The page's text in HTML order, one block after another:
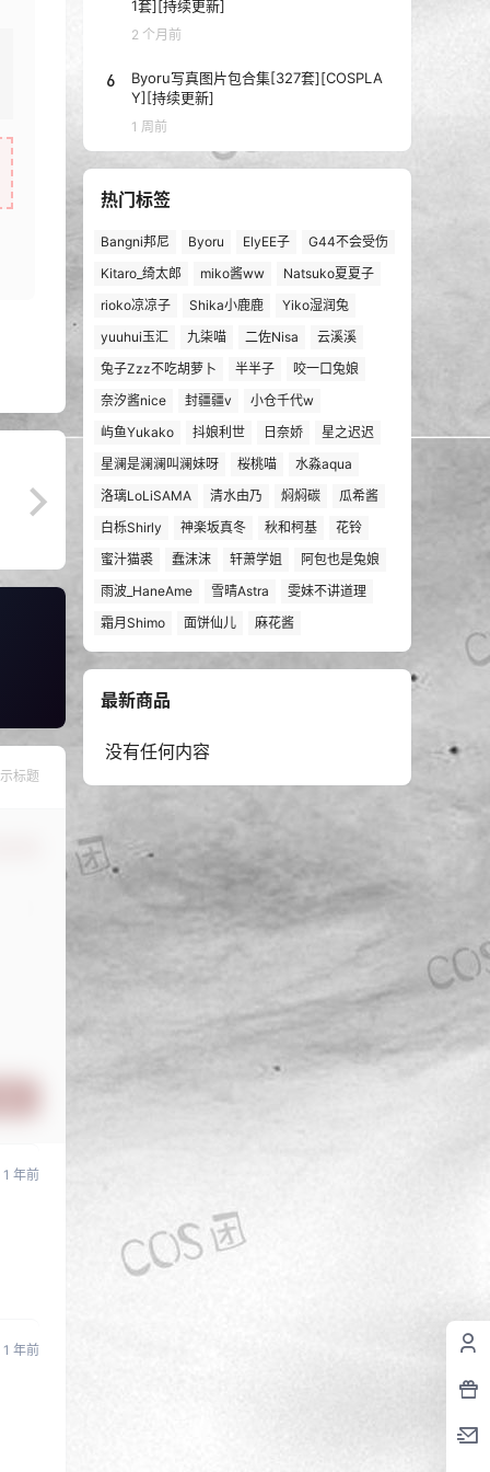
标题
1 年前
1 年前
1套][持续更新]
2 个月前
6
Byoru写真图片包合集[327套][COSPLA
Y][持续更新]
1 周前
热门标签
Bangni邦尼 Byoru ElyEE子
G44不会受伤
Kitaro_绮太郎
miko酱ww
Natsuko夏夏子
rioko凉凉子
Shika小鹿鹿
Yiko湿润兔
yuuhui玉汇
九柒喵 二佐Nisa
云溪溪
兔子Zzz不吃胡萝卜
半半子
咬一口兔娘
奈汐酱nice
封疆疆v
小仓千代w
屿鱼Yukako
抖娘利世 日奈娇
星之迟迟
星澜是澜澜叫澜妹呀
桜桃喵
水淼aqua
洛璃LoLiSAMA
清水由乃 焖焖碳
瓜希酱
白栎Shirly
神楽坂真冬 秋和柯基
花铃
蜜汁猫裘
蠢沫沫 轩萧学姐
阿包也是兔娘
雨波_HaneAme
雪晴Astra
雯妹不讲道理
霜月Shimo
面饼仙儿 麻花酱
最新商品
没有任何内容